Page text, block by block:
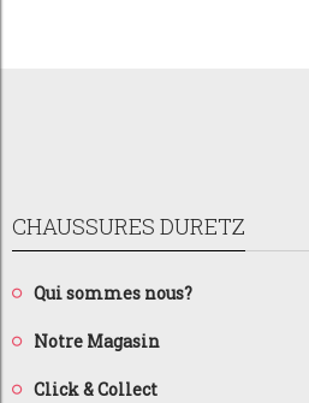
CHAUSSURES DURETZ
Qui sommes nous?
Notre Magasin
Click & Collect